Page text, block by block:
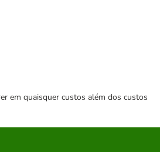
em quaisquer custos além dos custos